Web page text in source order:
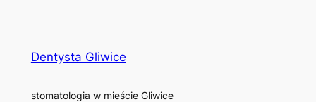
Dentysta Gliwice
stomatologia w mieście Gliwice